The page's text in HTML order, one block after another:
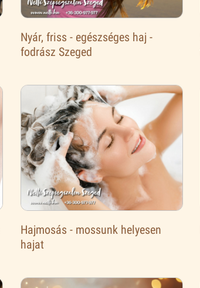
Nyár, friss - egészséges haj -
fodrász Szeged
Hajmosás - mossunk helyesen
hajat